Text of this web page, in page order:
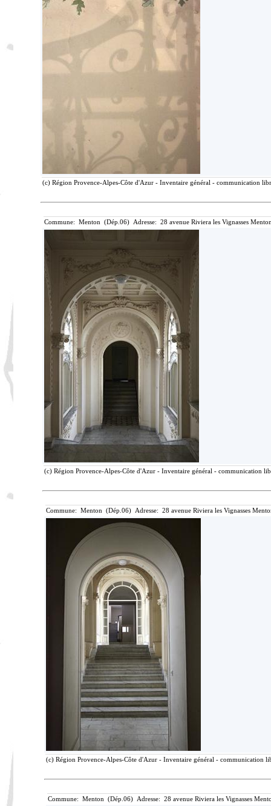
(c) Région Provence-Alpes-Côte d'Azur - Inventaire général - communication
Commune: Menton (Dép.06) Adresse: 28 avenue Riviera les Vignasses
(c) Région Provence-Alpes-Côte d'Azur - Inventaire général - communication
Commune: Menton (Dép.06) Adresse: 28 avenue Riviera les Vignasses
(c) Région Provence-Alpes-Côte d'Azur - Inventaire général - communication
Commune: Menton (Dép.06) Adresse: 28 avenue Riviera les Vignasses